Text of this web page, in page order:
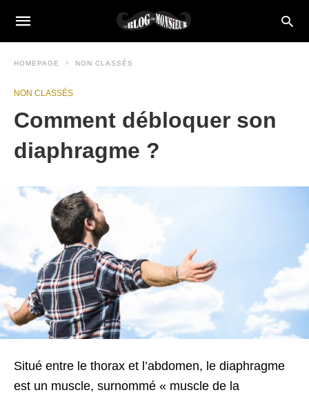
HOMEPAGE NON CLASSÉS
NON CLASSÉS
Comment débloquer son
diaphragme ?
Situé entre le thorax et l’abdomen, le diaphragme
est un muscle, surnommé « muscle de la